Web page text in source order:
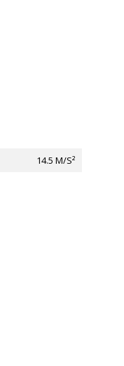
14.5 M/S²